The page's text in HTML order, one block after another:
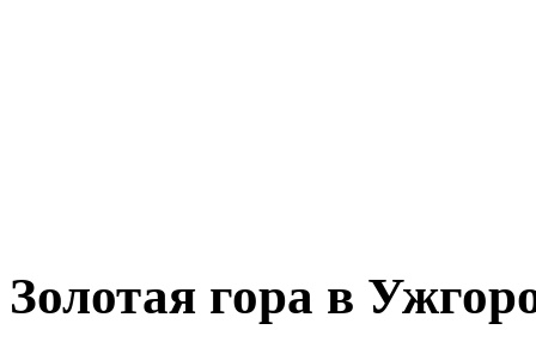
Золотая гора в